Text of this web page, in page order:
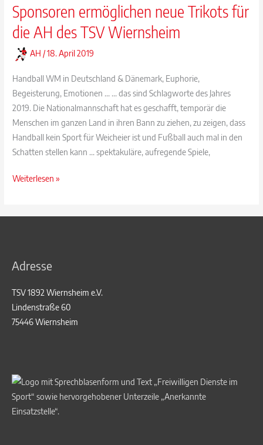
Calw
Sponsoren ermöglichen neue Trikots für
die AH des TSV Wiernsheim
AH /18. April 2019
Handball WM in Deutschland & Dänemark, Euphorie,
Begeisterung, Emotionen … … das sind Schlagworte des Jahres
2019. Die Nationalmannschaft hat es geschafft, temporär die
Menschen im ganzen Land in ihren Bann zu ziehen, zu zeigen, dass
Handball kein Sport für Weicheier ist und Fußball auch mal in den
Schatten stellen kann … spektakuläre, aufregende Spiele,
Sponsoren
AH
TSV
Wiernsheim
Weiterlesen »
Adresse
TSV 1892 Wiernsheim e.V.
Lindenstraße 60
75446 Wiernsheim